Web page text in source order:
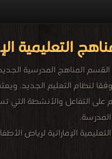
التعليمية
جي 2" وفقا لنظام التعليم
على التفاعل والأنشطة
الإماراتية لرياض